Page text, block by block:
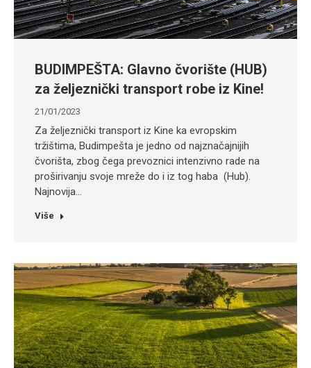
BUDIMPEŠTA: Glavno čvorište (HUB)
za željeznički transport robe iz Kine!
21/01/2023
Za željeznički transport iz Kine ka evropskim
tržištima, Budimpešta je jedno od najznačajnijih
čvorišta, zbog čega prevoznici intenzivno rade na
proširivanju svoje mreže do i iz tog haba (Hub).
Najnovija…
Više